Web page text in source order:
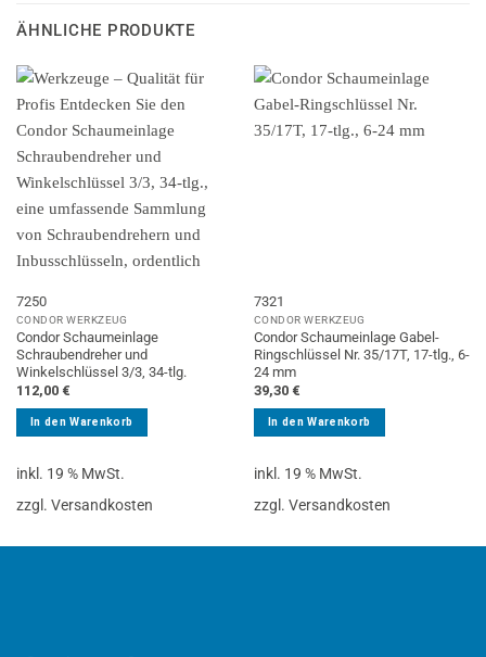
ÄHNLICHE PRODUKTE
7250
CONDOR WERKZEUG
Condor Schaumeinlage
Schraubendreher und
Winkelschlüssel 3/3, 34-tlg.
112,00 €
In den Warenkorb
inkl. 19 % MwSt.
zzgl. Versandkosten
7321
CONDOR WERKZEUG
Condor Schaumeinlage Gabel-
Ringschlüssel Nr. 35/17T, 17-tlg., 6-
24 mm
39,30 €
In den Warenkorb
inkl. 19 % MwSt.
zzgl. Versandkosten